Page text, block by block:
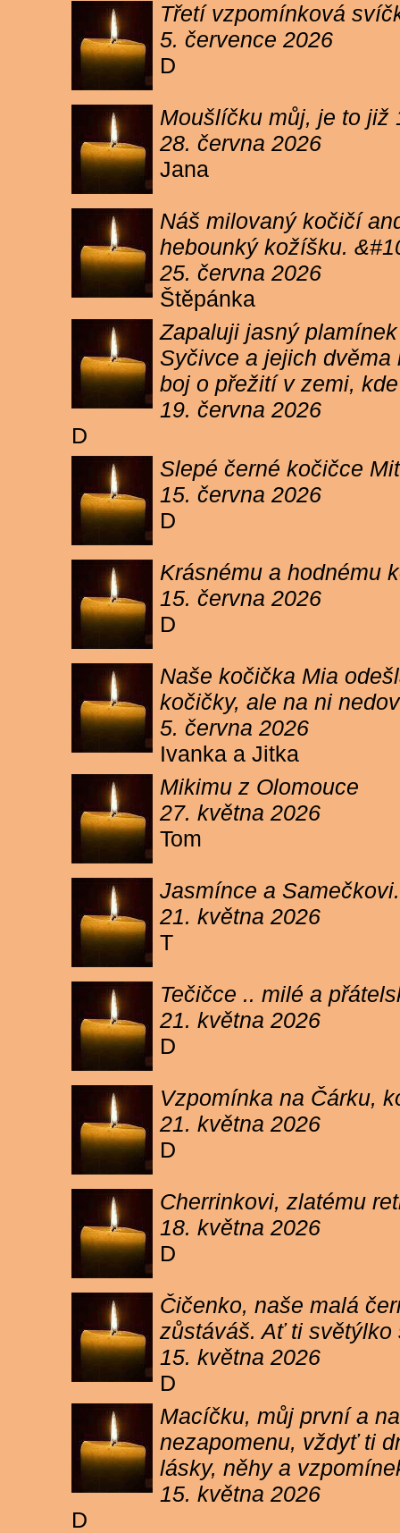
Třetí vzpomínková
5. července 2026
D
Moušlíčku můj, je to již
28. června 2026
Jana
Náš milovaný kočičí
hebounký kožíšku.
25. června 2026
Štěpánka
Zapaluji jasný
Syčivce a jejich
boj o přežití v zemi,
19. června 2026
D
Slepé černé kočičce
15. června 2026
D
Krásnému a hodnému
15. června 2026
D
Naše kočička Mia
kočičky, ale na ni
5. června 2026
Ivanka a Jitka
Mikimu z Olomouce
27. května 2026
Tom
Jasmínce a
21. května 2026
T
Tečičce .. milé a
21. května 2026
D
Vzpomínka na Čárku,
21. května 2026
D
Cherrinkovi, zlatému
18. května 2026
D
Čičenko, naše malá
zůstáváš. Ať ti
15. května 2026
D
Macíčku, můj první a
nezapomenu, vždyť ti
lásky, něhy a
15. května 2026
D